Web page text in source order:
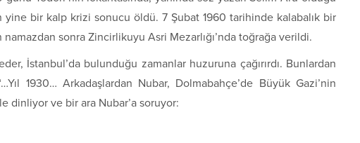
bir kalp krizi sonucu öldü. 7 Şubat 1960 tarihinde kalabalık bir
namazdan sonra Zincirlikuyu Asri Mezarlığı’nda toğrağa verildi.
İstanbul’da bulunduğu zamanlar huzuruna çağırırdı. Bunlardan
1930… Arkadaşlardan Nubar, Dolmabahçe’de Büyük Gazi’nin
dinliyor ve bir ara Nubar’a soruyor: